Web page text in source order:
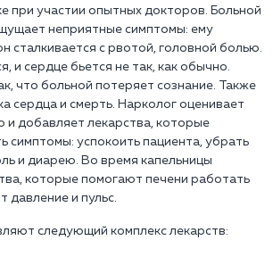
при участии опытных докторов. Больной
неприятные симптомы: ему
сталкивается с рвотой, головной болью.
и сердце бьется не так, как обычно.
что больной потеряет сознание. Также
сердца и смерть. Нарколог оценивает
и добавляет лекарства, которые
симптомы: успокоить пациента, убрать
и диарею. Во время капельницы
которые помогают печени работать
давление и пульс.
следующий комплекс лекарств: